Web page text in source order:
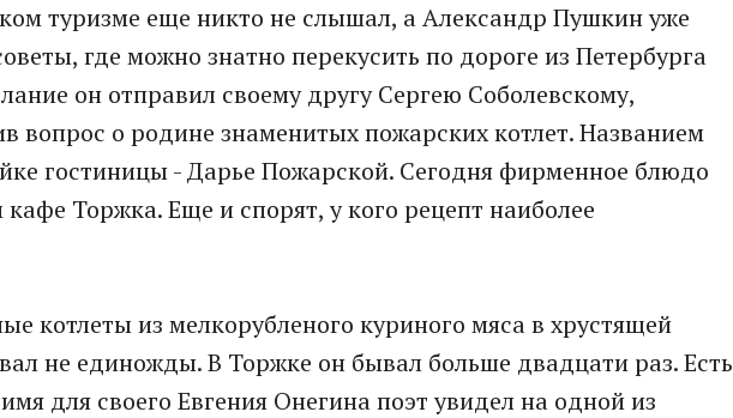
туризме еще никто не слышал, а Александр Пушкин уже
где можно знатно перекусить по дороге из Петербурга
он отправил своему другу Сергею Соболевскому,
вопрос о родине знаменитых пожарских котлет. Названием
гостиницы - Дарье Пожарской. Сегодня фирменное блюдо
Торжка. Еще и спорят, у кого рецепт наиболее
котлеты из мелкорубленого куриного мяса в хрустящей
не единожды. В Торжке он бывал больше двадцати раз. Есть
для своего Евгения Онегина поэт увидел на одной из